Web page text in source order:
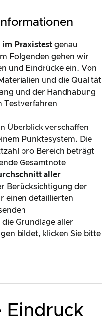
im Praxistest genau
Folgenden gehen wir
und Eindrücke ein. Von
und die Qualität
und der Handhabung
Testverfahren
Überblick verschaffen
Punktesystem. Die
pro Bereich beträgt
Gesamtnote
aller
Berücksichtigung der
einen detaillierten
die Grundlage aller
bildet, klicken Sie bitte
Eindruck